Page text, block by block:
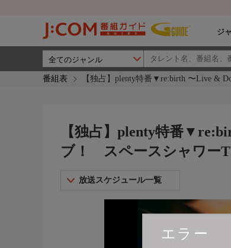
ジ
番組表 【独占】plenty特番▼re:birth 〜Live &
エラー
【独占】plenty特番
ブ！ スペースシャワー
放送スケジュール一覧